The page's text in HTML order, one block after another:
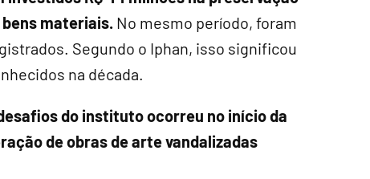
materiais. No mesmo período, foram
Segundo o Iphan, isso significou
na década.
do instituto ocorreu no início da
de obras de arte vandalizadas